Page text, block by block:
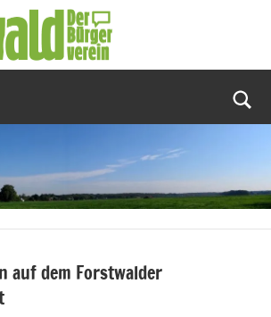
auf dem Forstwalder